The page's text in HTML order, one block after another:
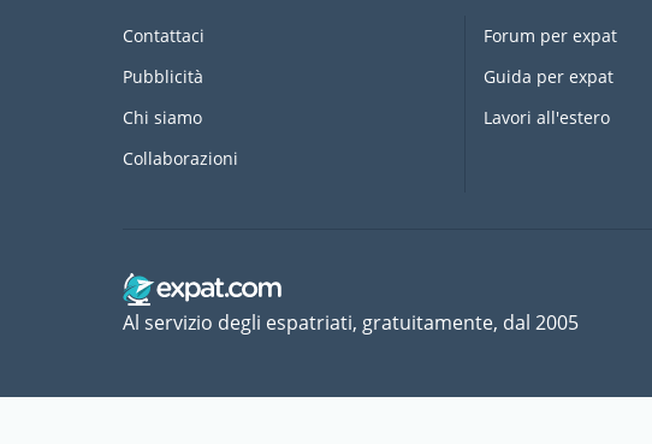
Contattaci
Pubblicità
Chi siamo
Collaborazioni
Forum per expat
Guida per expat
Lavori all'estero
Al servizio degli espatriati, gratuitamente, dal 2005